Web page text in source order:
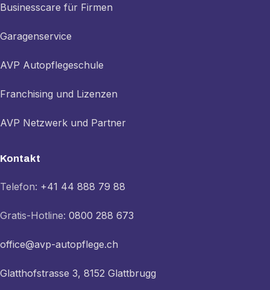
Businesscare für Firmen
Garagenservice
AVP Autopflegeschule
Franchising und Lizenzen
AVP Netzwerk und Partner
Kontakt
Telefon: +41 44 888 79 88
Gratis-Hotline: 0800 288 673
office@avp-autopflege.ch
Glatthofstrasse 3, 8152 Glattbrugg